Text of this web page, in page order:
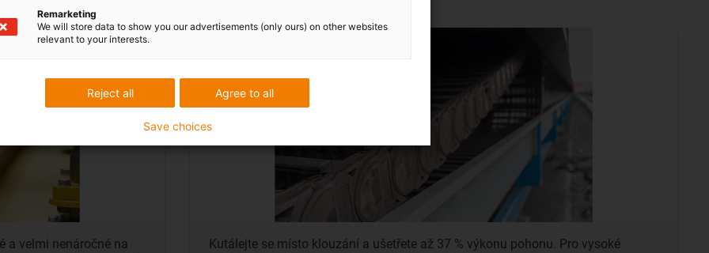
a velmi nenáročné na
Kutálejte se místo klouzání a ušetřete až 37 % výkonu pohonu. Pro vysoké
Remarketing
We will store data to show you our advertisements (only ours) on other websites
relevant to your interests.
Agree to all
Reject all
Save choices